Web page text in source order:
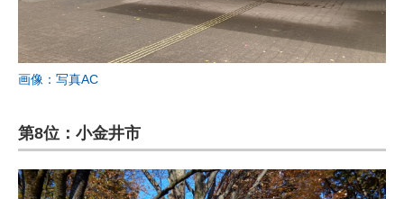
画像：写真AC
第8位：小金井市